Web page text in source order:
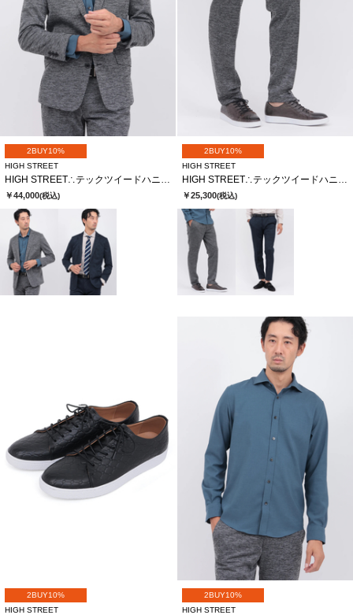
2BUY10%
HIGH STREET
HIGH STREET∴テックツイードハニカムジャージジャケット
￥44,000(税込)
2BUY10%
HIGH STREET
HIGH STREET∴テックツイードハニカムジャージイージーパンツ
￥25,300(税込)
2BUY10%
HIGH STREET
2BUY10%
HIGH STREET